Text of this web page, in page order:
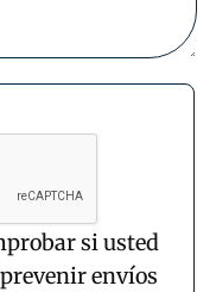
si usted
envíos